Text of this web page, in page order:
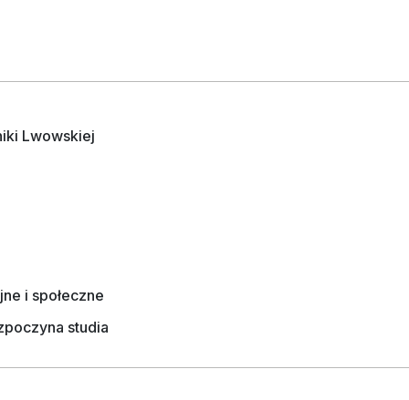
Lwowskiej
i społeczne
studia